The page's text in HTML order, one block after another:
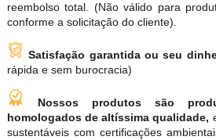
reembolso total. (Não válido para
conforme a solicitação do cliente).
Satisfação garantida ou seu
rápida e sem burocracia)
Nossos produtos são
homologados de altíssima qualidade,
sustentáveis com certificações